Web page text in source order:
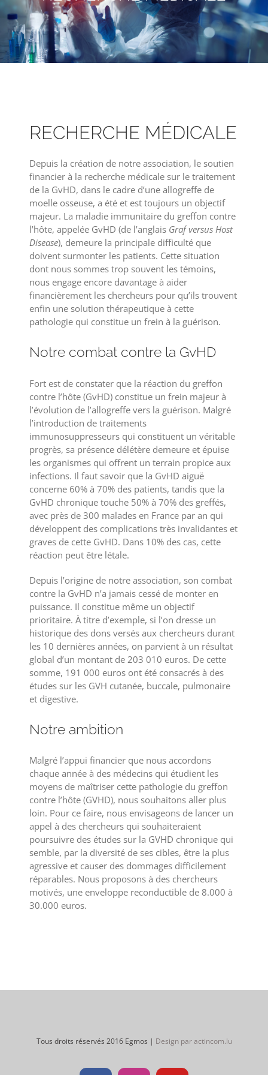
RECHERCHE MÉDICALE
Depuis la création de notre association, le soutien
financier à la recherche médicale sur le traitement
de la GvHD, dans le cadre d’une allogreffe de
moelle osseuse, a été et est toujours un objectif
majeur. La maladie immunitaire du greffon contre
l’hôte, appelée GvHD (de l’anglais Graf versus Host
Disease), demeure la principale difficulté que
doivent surmonter les patients. Cette situation
dont nous sommes trop souvent les témoins,
nous engage encore davantage à aider
financièrement les chercheurs pour qu’ils trouvent
enfin une solution thérapeutique à cette
pathologie qui constitue un frein à la guérison.
Notre combat contre la GvHD
Fort est de constater que la réaction du greffon
contre l’hôte (GvHD) constitue un frein majeur à
l’évolution de l’allogreffe vers la guérison. Malgré
l’introduction de traitements
immunosuppresseurs qui constituent un véritable
progrès, sa présence délétère demeure et épuise
les organismes qui offrent un terrain propice aux
infections. Il faut savoir que la GvHD aiguë
concerne 60% à 70% des patients, tandis que la
GvHD chronique touche 50% à 70% des greffés,
avec près de 300 malades en France par an qui
développent des complications très invalidantes et
graves de cette GvHD. Dans 10% des cas, cette
réaction peut être létale.
Depuis l’origine de notre association, son combat
contre la GvHD n’a jamais cessé de monter en
puissance. Il constitue même un objectif
prioritaire. À titre d’exemple, si l’on dresse un
historique des dons versés aux chercheurs durant
les 10 dernières années, on parvient à un résultat
global d’un montant de 203 010 euros. De cette
somme, 191 000 euros ont été consacrés à des
études sur les GVH cutanée, buccale, pulmonaire
et digestive.
Notre ambition
Malgré l’appui financier que nous accordons
chaque année à des médecins qui étudient les
moyens de maîtriser cette pathologie du greffon
contre l’hôte (GVHD), nous souhaitons aller plus
loin. Pour ce faire, nous envisageons de lancer un
appel à des chercheurs qui souhaiteraient
poursuivre des études sur la GVHD chronique qui
semble, par la diversité de ses cibles, être la plus
agressive et causer des dommages difficilement
réparables. Nous proposons à des chercheurs
motivés, une enveloppe reconductible de 8.000 à
30.000 euros.
Tous droits réservés 2016 Egmos | Design par actincom.lu